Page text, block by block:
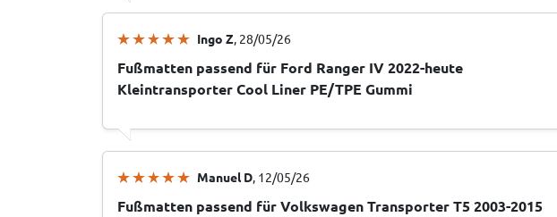
Ingo Z, 28/05/26
Fußmatten passend für Ford Ranger IV 2022-heute
Kleintransporter Cool Liner PE/TPE Gummi
Manuel D, 12/05/26
Fußmatten passend für Volkswagen Transporter T5 2003-2015